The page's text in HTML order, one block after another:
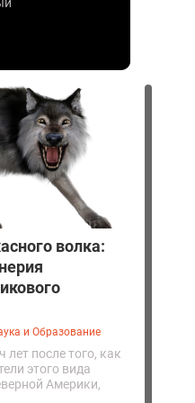
волка:
и Образование
лет после того, как
этого вида
Америки,